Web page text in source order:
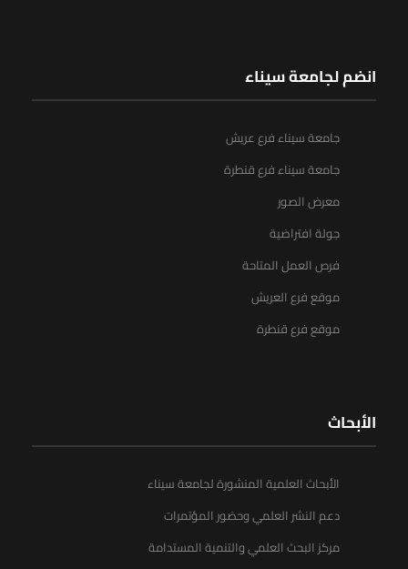
انضم لجامعة سيناء
جامعة سيناء فرع عريش
جامعة سيناء فرع قنطرة
معرض الصور
جولة افتراضية
فرص العمل المتاحة
موقع فرع العريش
موقع فرع قنطرة
الأبحاث
الأبحاث العلمية المنشورة لجامعة سيناء
دعم النشر العلمي وحضور المؤتمرات
مركز البحث العلمي والتنمية المستدامة